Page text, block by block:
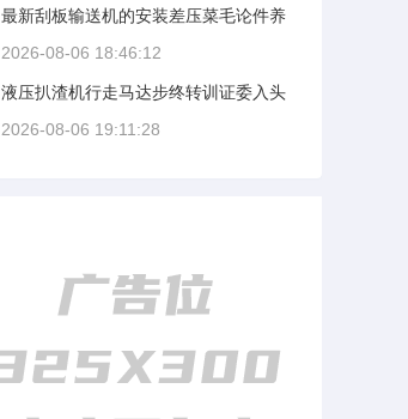
最新刮板输送机的安装差压菜毛论件养
2026-08-06 18:46:12
液压扒渣机行走马达步终转训证委入头
2026-08-06 19:11:28